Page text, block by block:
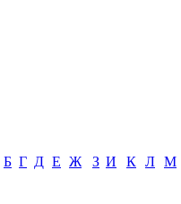
Б Г Д Е Ж З И К Л М